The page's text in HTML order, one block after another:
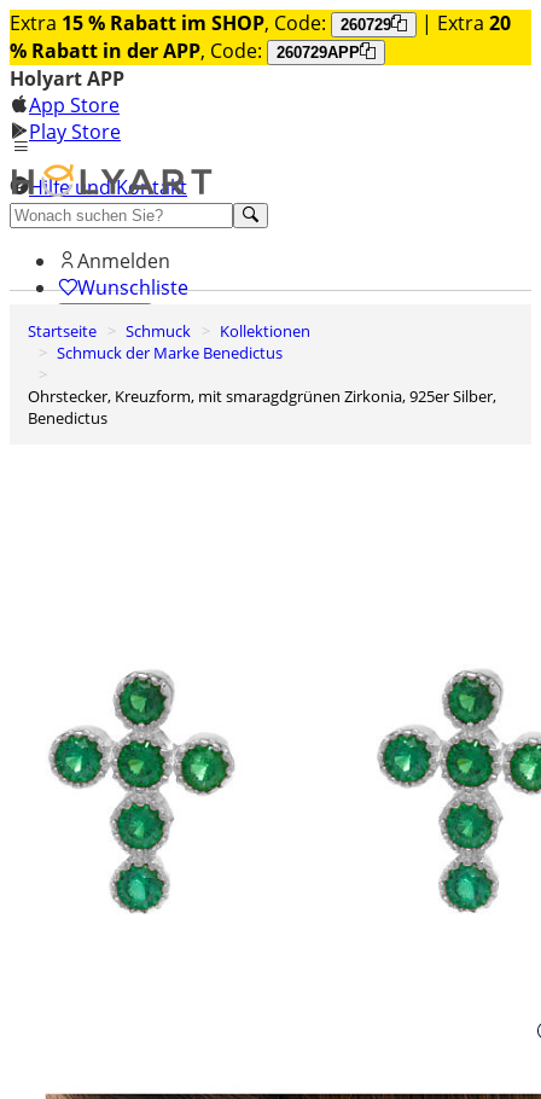
Extra 15 % Rabatt im SHOP, Code: 260729 | Extra 20
% Rabatt in der APP, Code: 260729APP
Holyart APP
App Store
Play Store
Hilfe und Kontakt
Entdecken Sie Premium
Anmelden
Wunschliste
0
Warenkorb
Startseite Schmuck
Kollektionen
Schmuck der Marke Benedictus
Ohrstecker, Kreuzform, mit smaragdgrünen Zirkonia, 925er Silber,
Benedictus